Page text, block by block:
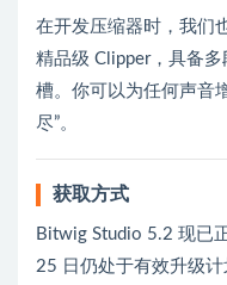
在开发压缩器时，我们
精品级 Clipper，具备
槽。你可以为任何声音
尽”。
获取方式
Bitwig Studio 5.2 现已
25 日仍处于有效升级